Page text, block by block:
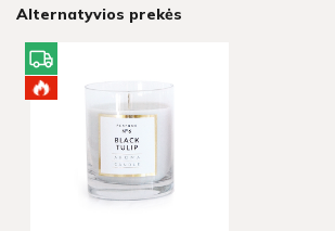
Alternatyvios prekės